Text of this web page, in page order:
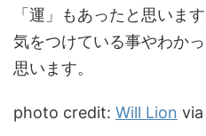
「運」もあったと思います
気をつけている事やわか
思います。
photo credit: Will Lion via